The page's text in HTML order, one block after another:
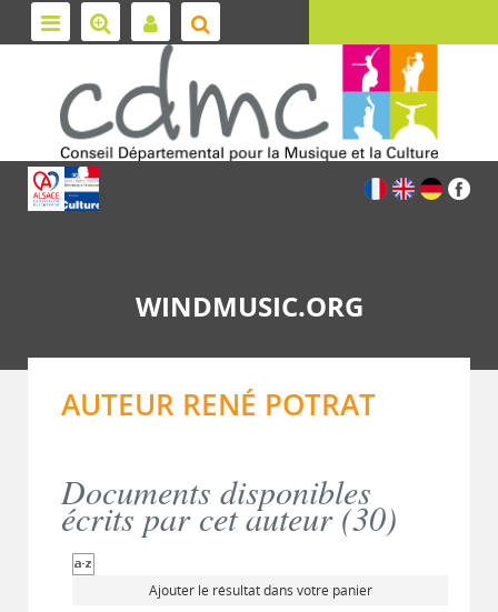
WINDMUSIC.ORG
AUTEUR RENÉ POTRAT
Documents disponibles
écrits par cet auteur (30)
Ajouter le résultat dans votre panier